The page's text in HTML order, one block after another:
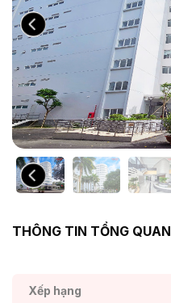
THÔNG TIN TỔNG QUAN
Xếp hạng